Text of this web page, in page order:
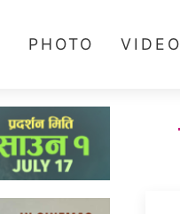
PHOTO VIDEO